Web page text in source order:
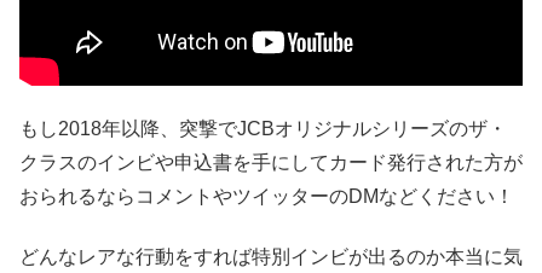
もし2018年以降、突撃でJCBオリジナルシリーズのザ・
クラスのインビや申込書を手にしてカード発行された方が
おられるならコメントやツイッターのDMなどください！
どんなレアな行動をすれば特別インビが出るのか本当に気